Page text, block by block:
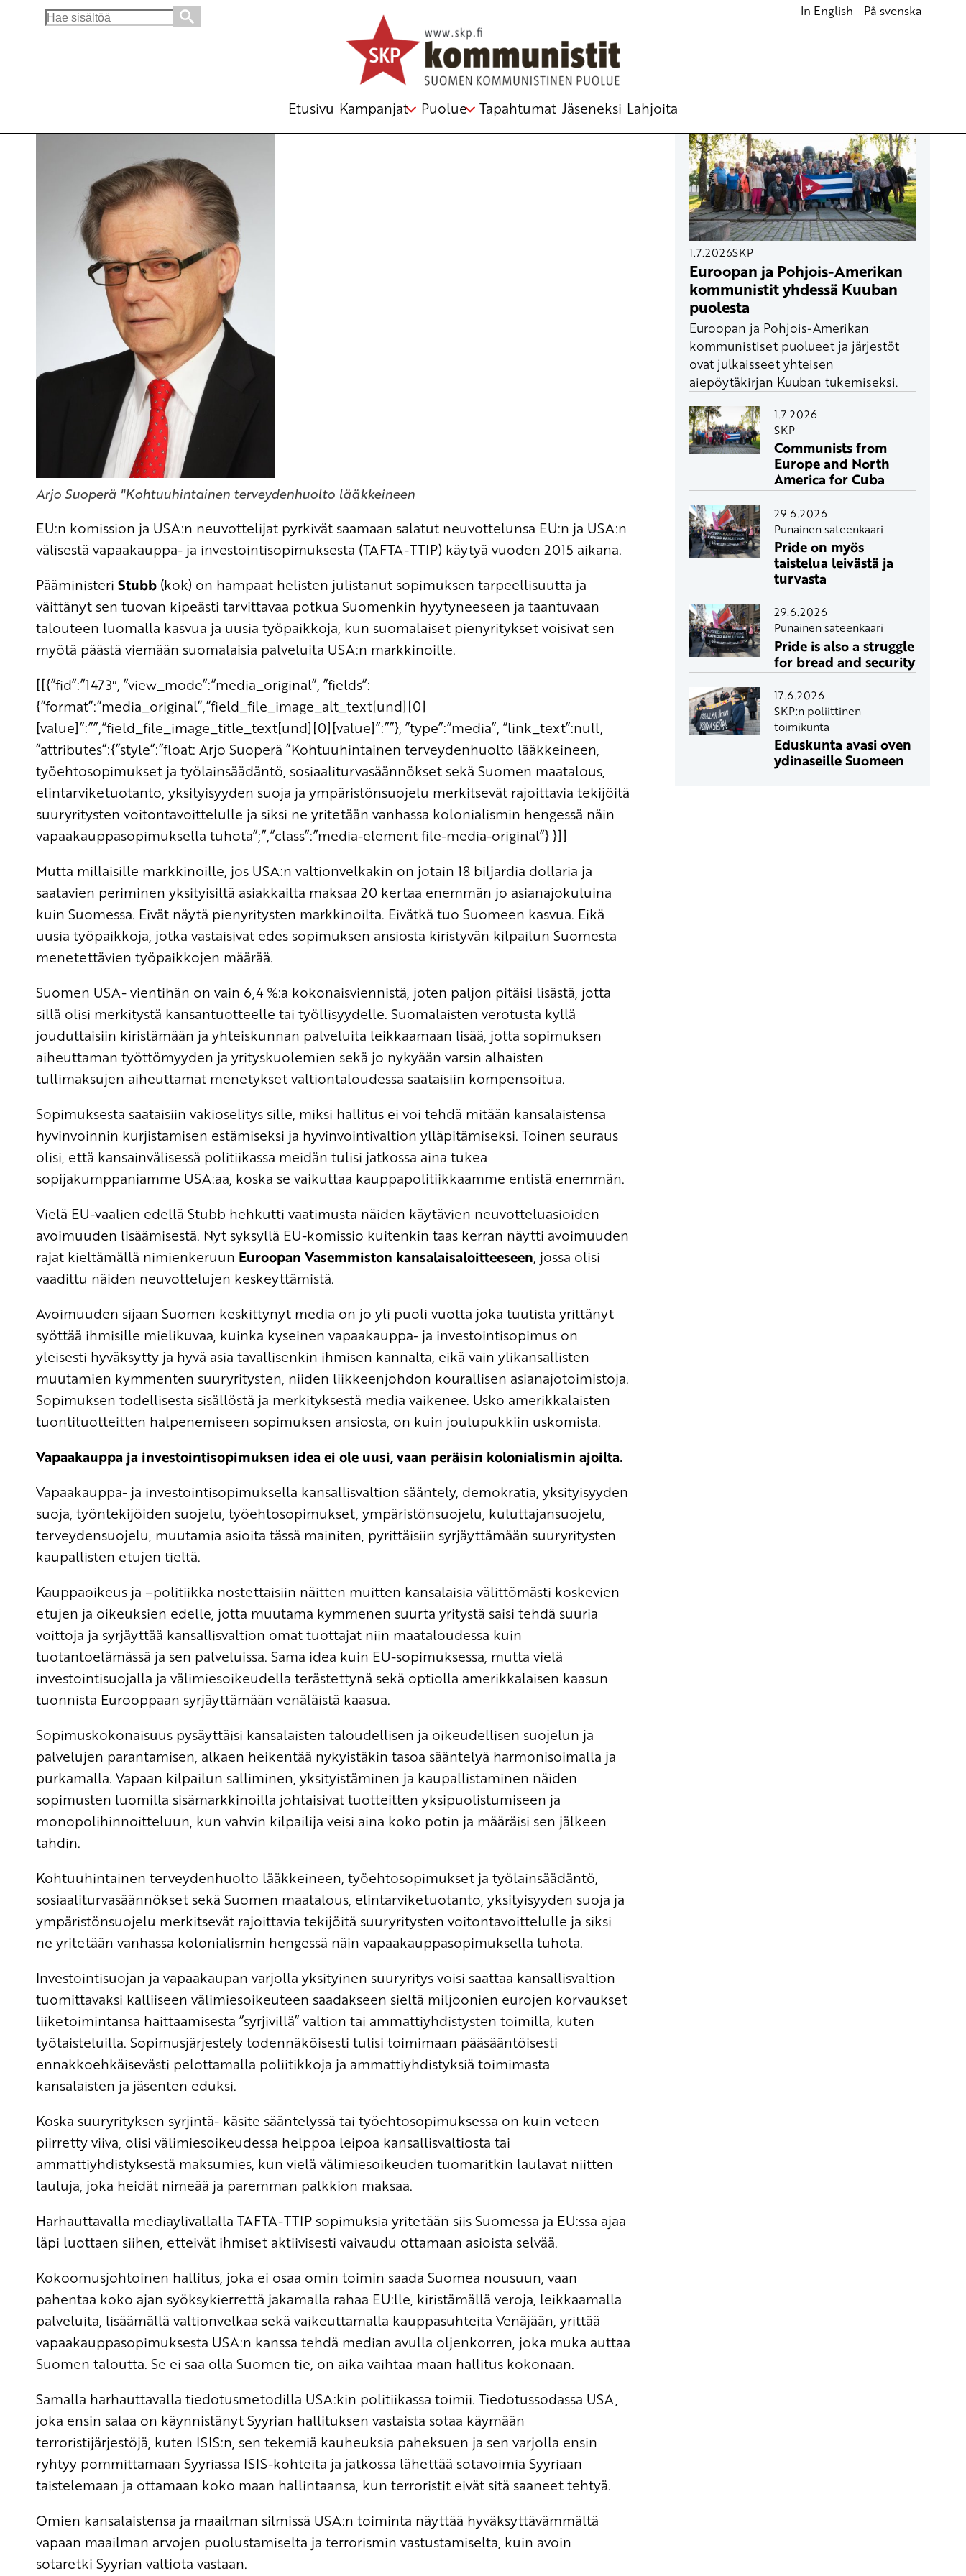
Search
In English På svenska
Etusivu Kampanjat Puolue Tapahtumat Jäseneksi Lahjoita
Arjo Suoperä "Kohtuuhintainen terveydenhuolto lääkkeineen
EU:n komission ja USA:n neuvottelijat pyrkivät saamaan salatut neuvottelunsa EU:n ja USA:n
välisestä vapaakauppa- ja investointisopimuksesta (TAFTA-TTIP) käytyä vuoden 2015 aikana.
Pääministeri Stubb (kok) on hampaat helisten julistanut sopimuksen tarpeellisuutta ja
väittänyt sen tuovan kipeästi tarvittavaa potkua Suomenkin hyytyneeseen ja taantuvaan
talouteen luomalla kasvua ja uusia työpaikkoja, kun suomalaiset pienyritykset voisivat sen
myötä päästä viemään suomalaisia palveluita USA:n markkinoille.
[[{”fid”:”1473″, ”view_mode”:”media_original”, ”fields”:
{”format”:”media_original”,”field_file_image_alt_text[und][0]
[value]”:””,”field_file_image_title_text[und][0][value]”:””}, ”type”:”media”, ”link_text”:null,
”attributes”:{”style”:”float: Arjo Suoperä ”Kohtuuhintainen terveydenhuolto lääkkeineen,
työehtosopimukset ja työlainsäädäntö, sosiaaliturvasäännökset sekä Suomen maatalous,
elintarviketuotanto, yksityisyyden suoja ja ympäristönsuojelu merkitsevät rajoittavia tekijöitä
suuryritysten voitontavoittelulle ja siksi ne yritetään vanhassa kolonialismin hengessä näin
vapaakauppasopimuksella tuhota”;”,”class”:”media-element file-media-original”} }]]
Mutta millaisille markkinoille, jos USA:n valtionvelkakin on jotain 18 biljardia dollaria ja
saatavien periminen yksityisiltä asiakkailta maksaa 20 kertaa enemmän jo asianajokuluina
kuin Suomessa. Eivät näytä pienyritysten markkinoilta. Eivätkä tuo Suomeen kasvua. Eikä
uusia työpaikkoja, jotka vastaisivat edes sopimuksen ansiosta kiristyvän kilpailun Suomesta
menetettävien työpaikkojen määrää.
Suomen USA- vientihän on vain 6,4 %:a kokonaisviennistä, joten paljon pitäisi lisästä, jotta
sillä olisi merkitystä kansantuotteelle tai työllisyydelle. Suomalaisten verotusta kyllä
jouduttaisiin kiristämään ja yhteiskunnan palveluita leikkaamaan lisää, jotta sopimuksen
aiheuttaman työttömyyden ja yrityskuolemien sekä jo nykyään varsin alhaisten
tullimaksujen aiheuttamat menetykset valtiontaloudessa saataisiin kompensoitua.
Sopimuksesta saataisiin vakioselitys sille, miksi hallitus ei voi tehdä mitään kansalaistensa
hyvinvoinnin kurjistamisen estämiseksi ja hyvinvointivaltion ylläpitämiseksi. Toinen seuraus
olisi, että kansainvälisessä politiikassa meidän tulisi jatkossa aina tukea
sopijakumppaniamme USA:aa, koska se vaikuttaa kauppapolitiikkaamme entistä enemmän.
Vielä EU-vaalien edellä Stubb hehkutti vaatimusta näiden käytävien neuvotteluasioiden
avoimuuden lisäämisestä. Nyt syksyllä EU-komissio kuitenkin taas kerran näytti avoimuuden
rajat kieltämällä nimienkeruun Euroopan Vasemmiston kansalaisaloitteeseen, jossa olisi
vaadittu näiden neuvottelujen keskeyttämistä.
Avoimuuden sijaan Suomen keskittynyt media on jo yli puoli vuotta joka tuutista yrittänyt
syöttää ihmisille mielikuvaa, kuinka kyseinen vapaakauppa- ja investointisopimus on
yleisesti hyväksytty ja hyvä asia tavallisenkin ihmisen kannalta, eikä vain ylikansallisten
muutamien kymmenten suuryritysten, niiden liikkeenjohdon kourallisen asianajotoimistoja.
Sopimuksen todellisesta sisällöstä ja merkityksestä media vaikenee. Usko amerikkalaisten
tuontituotteitten halpenemiseen sopimuksen ansiosta, on kuin joulupukkiin uskomista.
Vapaakauppa ja investointisopimuksen idea ei ole uusi, vaan peräisin kolonialismin ajoilta.
Vapaakauppa- ja investointisopimuksella kansallisvaltion sääntely, demokratia, yksityisyyden
suoja, työntekijöiden suojelu, työehtosopimukset, ympäristönsuojelu, kuluttajansuojelu,
terveydensuojelu, muutamia asioita tässä mainiten, pyrittäisiin syrjäyttämään suuryritysten
kaupallisten etujen tieltä.
Kauppaoikeus ja –politiikka nostettaisiin näitten muitten kansalaisia välittömästi koskevien
etujen ja oikeuksien edelle, jotta muutama kymmenen suurta yritystä saisi tehdä suuria
voittoja ja syrjäyttää kansallisvaltion omat tuottajat niin maataloudessa kuin
tuotantoelämässä ja sen palveluissa. Sama idea kuin EU-sopimuksessa, mutta vielä
investointisuojalla ja välimiesoikeudella terästettynä sekä optiolla amerikkalaisen kaasun
tuonnista Eurooppaan syrjäyttämään venäläistä kaasua.
Sopimuskokonaisuus pysäyttäisi kansalaisten taloudellisen ja oikeudellisen suojelun ja
palvelujen parantamisen, alkaen heikentää nykyistäkin tasoa sääntelyä harmonisoimalla ja
purkamalla. Vapaan kilpailun salliminen, yksityistäminen ja kaupallistaminen näiden
sopimusten luomilla sisämarkkinoilla johtaisivat tuotteitten yksipuolistumiseen ja
monopolihinnoitteluun, kun vahvin kilpailija veisi aina koko potin ja määräisi sen jälkeen
tahdin.
Kohtuuhintainen terveydenhuolto lääkkeineen, työehtosopimukset ja työlainsäädäntö,
sosiaaliturvasäännökset sekä Suomen maatalous, elintarviketuotanto, yksityisyyden suoja ja
ympäristönsuojelu merkitsevät rajoittavia tekijöitä suuryritysten voitontavoittelulle ja siksi
ne yritetään vanhassa kolonialismin hengessä näin vapaakauppasopimuksella tuhota.
Investointisuojan ja vapaakaupan varjolla yksityinen suuryritys voisi saattaa kansallisvaltion
tuomittavaksi kalliiseen välimiesoikeuteen saadakseen sieltä miljoonien eurojen korvaukset
liiketoimintansa haittaamisesta ”syrjivillä” valtion tai ammattiyhdistysten toimilla, kuten
työtaisteluilla. Sopimusjärjestely todennäköisesti tulisi toimimaan pääsääntöisesti
ennakkoehkäisevästi pelottamalla poliitikkoja ja ammattiyhdistyksiä toimimasta
kansalaisten ja jäsenten eduksi.
Koska suuryrityksen syrjintä- käsite sääntelyssä tai työehtosopimuksessa on kuin veteen
piirretty viiva, olisi välimiesoikeudessa helppoa leipoa kansallisvaltiosta tai
ammattiyhdistyksestä maksumies, kun vielä välimiesoikeuden tuomaritkin laulavat niitten
lauluja, joka heidät nimeää ja paremman palkkion maksaa.
Harhauttavalla mediaylivallalla TAFTA-TTIP sopimuksia yritetään siis Suomessa ja EU:ssa ajaa
läpi luottaen siihen, etteivät ihmiset aktiivisesti vaivaudu ottamaan asioista selvää.
Kokoomusjohtoinen hallitus, joka ei osaa omin toimin saada Suomea nousuun, vaan
pahentaa koko ajan syöksykierrettä jakamalla rahaa EU:lle, kiristämällä veroja, leikkaamalla
palveluita, lisäämällä valtionvelkaa sekä vaikeuttamalla kauppasuhteita Venäjään, yrittää
vapaakauppasopimuksesta USA:n kanssa tehdä median avulla oljenkorren, joka muka auttaa
Suomen taloutta. Se ei saa olla Suomen tie, on aika vaihtaa maan hallitus kokonaan.
Samalla harhauttavalla tiedotusmetodilla USA:kin politiikassa toimii. Tiedotussodassa USA,
joka ensin salaa on käynnistänyt Syyrian hallituksen vastaista sotaa käymään
terroristijärjestöjä, kuten ISIS:n, sen tekemiä kauheuksia paheksuen ja sen varjolla ensin
ryhtyy pommittamaan Syyriassa ISIS-kohteita ja jatkossa lähettää sotavoimia Syyriaan
taistelemaan ja ottamaan koko maan hallintaansa, kun terroristit eivät sitä saaneet tehtyä.
Omien kansalaistensa ja maailman silmissä USA:n toiminta näyttää hyväksyttävämmältä
vapaan maailman arvojen puolustamiselta ja terrorismin vastustamiselta, kuin avoin
sotaretki Syyrian valtiota vastaan.
1.7.2026SKP
Euroopan ja Pohjois-Amerikan
kommunistit yhdessä Kuuban
puolesta
Euroopan ja Pohjois-Amerikan
kommunistiset puolueet ja järjestöt
ovat julkaisseet yhteisen
aiepöytäkirjan Kuuban tukemiseksi.
1.7.2026
SKP
Communists from
Europe and North
America for Cuba
29.6.2026
Punainen sateenkaari
Pride on myös
taistelua leivästä ja
turvasta
29.6.2026
Punainen sateenkaari
Pride is also a struggle
for bread and security
17.6.2026
SKP:n poliittinen
toimikunta
Eduskunta avasi oven
ydinaseille Suomeen